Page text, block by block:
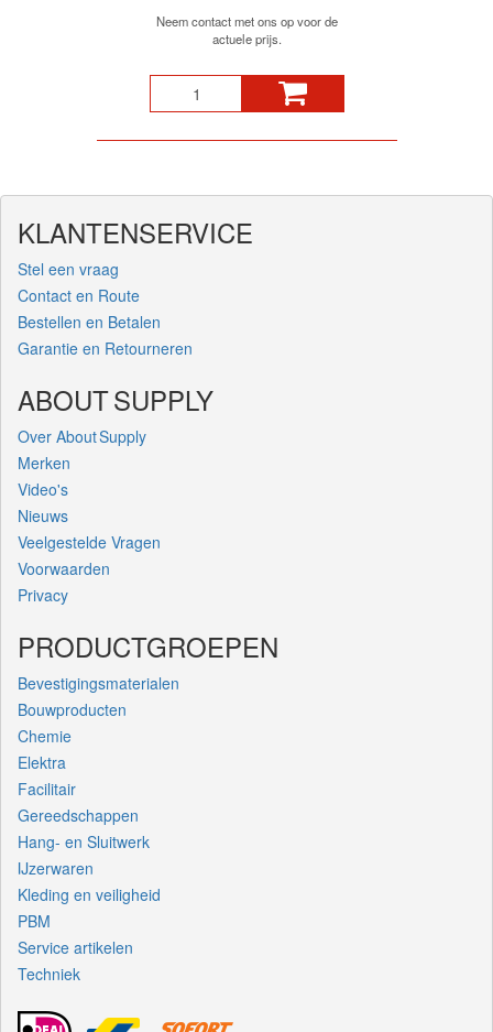
Neem contact met ons op voor de
actuele prijs.
KLANTENSERVICE
Stel een vraag
Contact en Route
Bestellen en Betalen
Garantie en Retourneren
ABOUT SUPPLY
Over About Supply
Merken
Video's
Nieuws
Veelgestelde Vragen
Voorwaarden
Privacy
PRODUCTGROEPEN
Bevestigingsmaterialen
Bouwproducten
Chemie
Elektra
Facilitair
Gereedschappen
Hang- en Sluitwerk
IJzerwaren
Kleding en veiligheid
PBM
Service artikelen
Techniek